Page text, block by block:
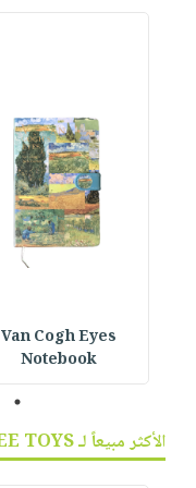
Van Cogh Eyes
Notebook
1
الأكثر مبيعاً لـ BRIGHT BEE TOYS :